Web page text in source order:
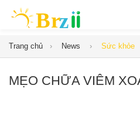
Trang chủ News Sức khỏe
MẸO CHỮA VIÊM